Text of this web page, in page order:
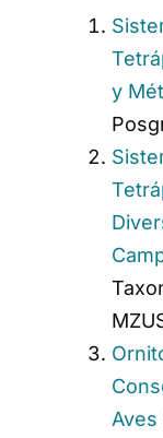
y
Aves